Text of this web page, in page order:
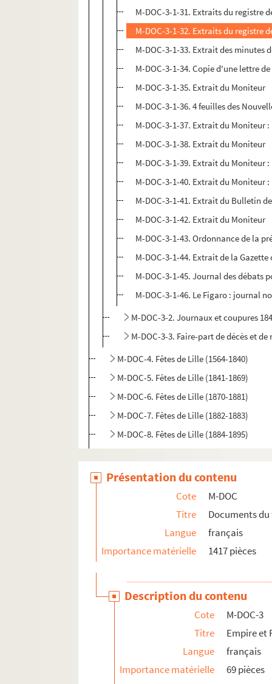
M-DOC-3-1-31. Extraits du registre
M-DOC-3-1-32. Extraits du registre
M-DOC-3-1-33. Extrait des minutes
M-DOC-3-1-34. Copie d'une lettre
M-DOC-3-1-35. Extrait du Moniteur
M-DOC-3-1-36. 4 feuilles des
M-DOC-3-1-37. Extrait du Moniteur
M-DOC-3-1-38. Extrait du Moniteur
M-DOC-3-1-39. Extrait du Moniteur
M-DOC-3-1-40. Extrait du Moniteur
M-DOC-3-1-41. Extrait du Bulletin
M-DOC-3-1-42. Extrait du Moniteur
M-DOC-3-1-43. Ordonnance de la
M-DOC-3-1-44. Extrait de la
M-DOC-3-1-45. Journal des débats
M-DOC-3-1-46. Le Figaro : journal
M-DOC-3-2. Journaux et coupures
M-DOC-3-3. Faire-part de décès et de
M-DOC-4. Fêtes de Lille (1564-1840)
M-DOC-5. Fêtes de Lille (1841-1869)
M-DOC-6. Fêtes de Lille (1870-1881)
M-DOC-7. Fêtes de Lille (1882-1883)
M-DOC-8. Fêtes de Lille (1884-1895)
M-DOC-10. Fêtes dans la région - jusque
M-DOC-11. Fêtes dans la région - à partir
M-DOC-12. Fêtes dans la région (1885 -
Présentation du contenu
Cote
M-DOC
Titre
Documents
Langue
français
Importance matérielle
1417 pièces
Description du contenu
Cote
M-DOC-3
Titre
Empire et
Langue
français
Importance matérielle
69 pièces